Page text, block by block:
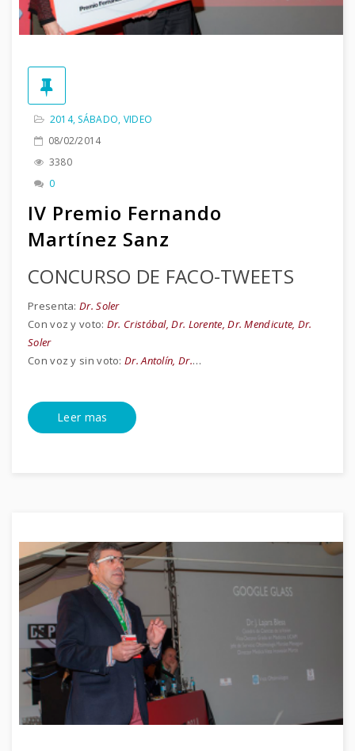
2014, SÁBADO, VIDEO
08/02/2014
3380
0
IV Premio Fernando
Martínez Sanz
CONCURSO DE FACO-TWEETS
Presenta: Dr. Soler
Con voz y voto: Dr. Cristóbal, Dr. Lorente, Dr. Mendicute, Dr.
Soler
Con voz y sin voto: Dr. Antolín, Dr.…
Leer mas